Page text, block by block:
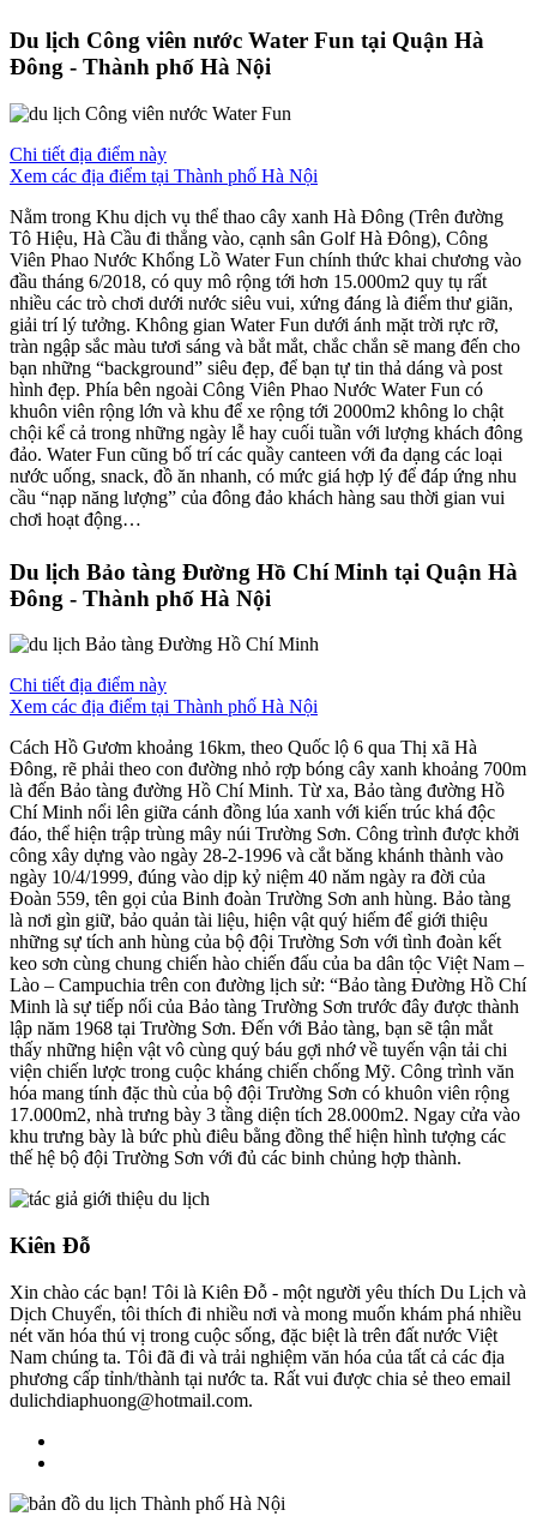
Du lịch Công viên nước Water Fun tại Quận Hà
Đông - Thành phố Hà Nội
Chi tiết địa điểm này
Xem các địa điểm tại Thành phố Hà Nội
Nằm trong Khu dịch vụ thể thao cây xanh Hà Đông (Trên đường
Tô Hiệu, Hà Cầu đi thẳng vào, cạnh sân Golf Hà Đông), Công
Viên Phao Nước Khổng Lồ Water Fun chính thức khai chương vào
đầu tháng 6/2018, có quy mô rộng tới hơn 15.000m2 quy tụ rất
nhiều các trò chơi dưới nước siêu vui, xứng đáng là điểm thư giãn,
giải trí lý tưởng. Không gian Water Fun dưới ánh mặt trời rực rỡ,
tràn ngập sắc màu tươi sáng và bắt mắt, chắc chắn sẽ mang đến cho
bạn những “background” siêu đẹp, để bạn tự tin thả dáng và post
hình đẹp. Phía bên ngoài Công Viên Phao Nước Water Fun có
khuôn viên rộng lớn và khu để xe rộng tới 2000m2 không lo chật
chội kể cả trong những ngày lễ hay cuối tuần với lượng khách đông
đảo. Water Fun cũng bố trí các quầy canteen với đa dạng các loại
nước uống, snack, đồ ăn nhanh, có mức giá hợp lý để đáp ứng nhu
cầu “nạp năng lượng” của đông đảo khách hàng sau thời gian vui
chơi hoạt động…
Du lịch Bảo tàng Đường Hồ Chí Minh tại Quận Hà
Đông - Thành phố Hà Nội
Chi tiết địa điểm này
Xem các địa điểm tại Thành phố Hà Nội
Cách Hồ Gươm khoảng 16km, theo Quốc lộ 6 qua Thị xã Hà
Đông, rẽ phải theo con đường nhỏ rợp bóng cây xanh khoảng 700m
là đến Bảo tàng đường Hồ Chí Minh. Từ xa, Bảo tàng đường Hồ
Chí Minh nổi lên giữa cánh đồng lúa xanh với kiến trúc khá độc
đáo, thể hiện trập trùng mây núi Trường Sơn. Công trình được khởi
công xây dựng vào ngày 28-2-1996 và cắt bǎng khánh thành vào
ngày 10/4/1999, đúng vào dịp kỷ niệm 40 nǎm ngày ra đời của
Đoàn 559, tên gọi của Binh đoàn Trường Sơn anh hùng. Bảo tàng
là nơi gìn giữ, bảo quản tài liệu, hiện vật quý hiếm để giới thiệu
những sự tích anh hùng của bộ đội Trường Sơn với tình đoàn kết
keo sơn cùng chung chiến hào chiến đấu của ba dân tộc Việt Nam –
Lào – Campuchia trên con đường lịch sử: “Bảo tàng Đường Hồ Chí
Minh là sự tiếp nối của Bảo tàng Trường Sơn trước đây được thành
lập năm 1968 tại Trường Sơn. Đến với Bảo tàng, bạn sẽ tận mắt
thấy những hiện vật vô cùng quý báu gợi nhớ về tuyến vận tải chi
viện chiến lược trong cuộc kháng chiến chống Mỹ. Công trình văn
hóa mang tính đặc thù của bộ đội Trường Sơn có khuôn viên rộng
17.000m2, nhà trưng bày 3 tầng diện tích 28.000m2. Ngay cửa vào
khu trưng bày là bức phù điêu bằng đồng thể hiện hình tượng các
thế hệ bộ đội Trường Sơn với đủ các binh chủng hợp thành.
Kiên Đỗ
Xin chào các bạn! Tôi là Kiên Đỗ - một người yêu thích Du Lịch và
Dịch Chuyển, tôi thích đi nhiều nơi và mong muốn khám phá nhiều
nét văn hóa thú vị trong cuộc sống, đặc biệt là trên đất nước Việt
Nam chúng ta. Tôi đã đi và trải nghiệm văn hóa của tất cả các địa
phương cấp tỉnh/thành tại nước ta. Rất vui được chia sẻ theo email
dulichdiaphuong@hotmail.com.